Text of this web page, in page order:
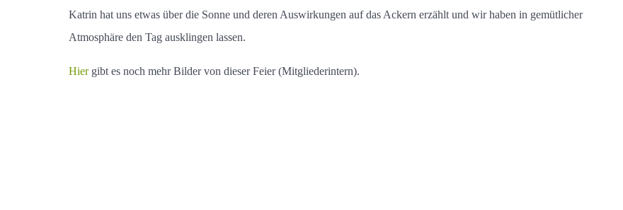
Katrin hat uns etwas über die Sonne und deren Auswirkungen auf das Ackern erzählt und wir haben in gemütlicher
Atmosphäre den Tag ausklingen lassen.
Hiergibt es noch mehr Bilder von dieser Feier (Mitgliederintern).